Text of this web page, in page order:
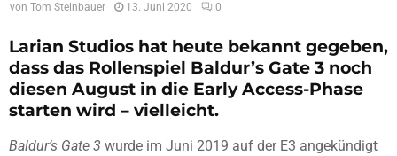
von Tom Steinbauer 13. Juni 2020 0
Larian Studios hat heute bekannt gegeben,
dass das Rollenspiel Baldur’s Gate 3 noch
diesen August in die Early Access-Phase
starten wird – vielleicht.
Baldur’s Gate 3 wurde im Juni 2019 auf der E3 angekündigt